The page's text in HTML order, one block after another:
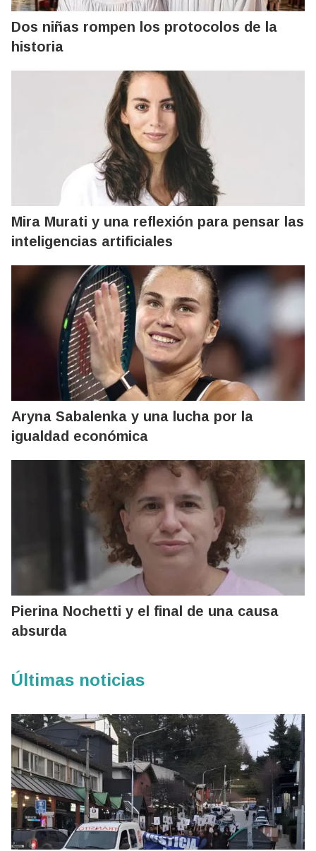
Dos niñas rompen los protocolos de la
historia
Mira Murati y una reflexión para pensar las
inteligencias artificiales
Aryna Sabalenka y una lucha por la
igualdad económica
Pierina Nochetti y el final de una causa
absurda
Últimas noticias